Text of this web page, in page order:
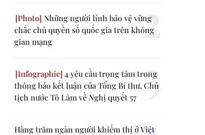
Những người lính bảo vệ vững
chắc chủ quyền số quốc gia trên không
gian mạng
4 yêu cầu trọng tâm trong
thông báo kết luận của Tổng Bí thư, Chủ
tịch nước Tô Lâm về Nghị quyết 57
Hàng trăm ngàn người khiếm thị ở Việt